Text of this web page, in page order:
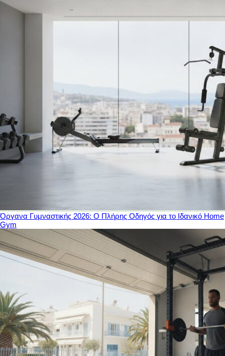
Όργανα Γυμναστικής 2026: Ο Πλήρης Οδηγός για το Ιδανικό Home
Gym